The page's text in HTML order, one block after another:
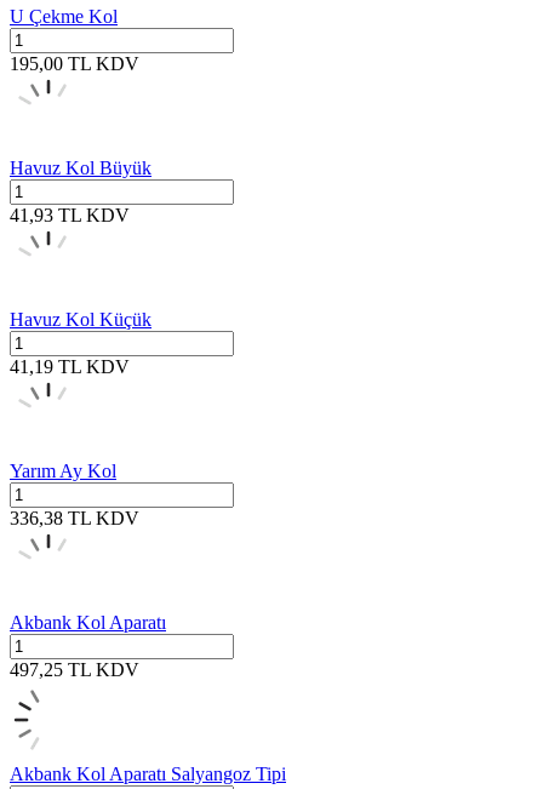
U Çekme Kol
195,00 TL KDV
Havuz Kol Büyük
41,93 TL KDV
Havuz Kol Küçük
41,19 TL KDV
Yarım Ay Kol
336,38 TL KDV
Akbank Kol Aparatı
497,25 TL KDV
Akbank Kol Aparatı Salyangoz Tipi